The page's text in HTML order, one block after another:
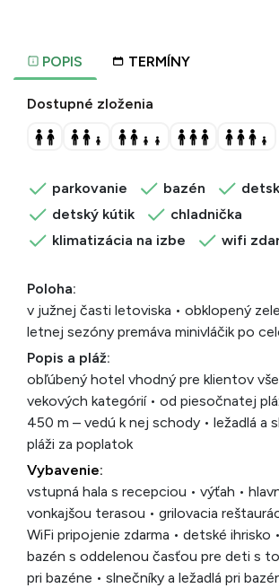
POPIS TERMÍNY
Dostupné zloženia
parkovanie bazén
detský kútik
chladnička
klimatizácia na izbe
wifi
Poloha:
v južnej časti letoviska • obklopený
letnej sezóny premáva minivláčik po
Popis a pláž:
obľúbený hotel vhodný pre klientov
vekových kategórií • od piesočnatej
450 m – vedú k nej schody • ležadlá a
pláži za poplatok
Vybavenie:
vstupná hala s recepciou • výťah •
vonkajšou terasou • grilovacia
WiFi pripojenie zdarma • detské ihrisko
bazén s oddelenou časťou pre deti s
pri bazéne • slnečníky a ležadlá pri